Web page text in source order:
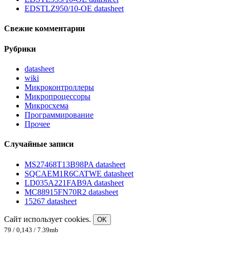
EDSTLZ950/10-OE datasheet
Свежие комментарии
Рубрики
datasheet
wiki
Микроконтроллеры
Микропроцессоры
Микросхема
Программирование
Прочее
Случайные записи
MS27468T13B98PA datasheet
SQCAEM1R6CATWE datasheet
LD035A221FAB9A datasheet
MC88915FN70R2 datasheet
15267 datasheet
Сайт использует cookies.
OK
79 / 0,143 / 7.39mb